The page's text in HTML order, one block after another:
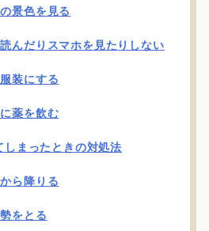
景色を見る
んだりスマホを見たりしない
装にする
薬を飲む
しまったときの対処法
ら降りる
をとる